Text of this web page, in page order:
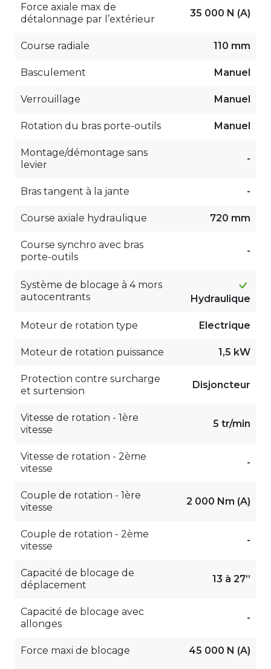
Force axiale max de
détalonnage par l’extérieur
35 000 N (A)
Course radiale 110 mm
Basculement Manuel
Verrouillage Manuel
Rotation du bras porte-outils Manuel
Montage/démontage sans
levier
-
Bras tangent à la jante -
Course axiale hydraulique 720 mm
Course synchro avec bras
porte-outils
-
Système de blocage à 4 mors
autocentrants
Hydraulique
Moteur de rotation type Electrique
Moteur de rotation puissance 1,5 kW
Protection contre surcharge
et surtension
Disjoncteur
Vitesse de rotation - 1ère
vitesse
5 tr/min
Vitesse de rotation - 2ème
vitesse
-
Couple de rotation - 1ère
vitesse
2 000 Nm (A)
Couple de rotation - 2ème
vitesse
-
Capacité de blocage de
déplacement
13 à 27”
Capacité de blocage avec
allonges
-
Force maxi de blocage 45 000 N (A)